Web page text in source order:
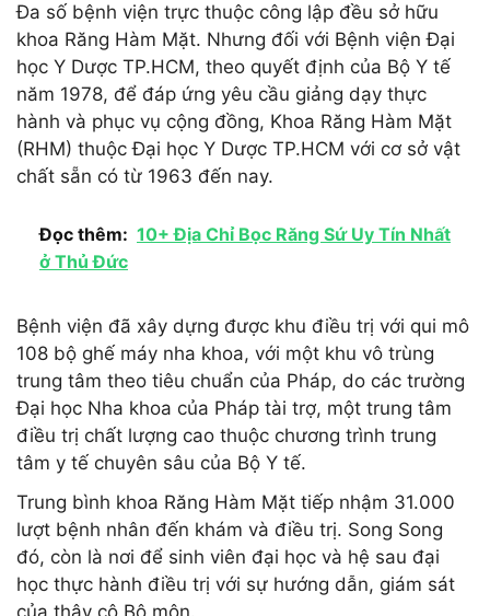
Đa số bệnh viện trực thuộc công lập đều sở hữu
khoa Răng Hàm Mặt. Nhưng đối với Bệnh viện Đại
học Y Dược TP.HCM, theo quyết định của Bộ Y tế
năm 1978, để đáp ứng yêu cầu giảng dạy thực
hành và phục vụ cộng đồng, Khoa Răng Hàm Mặt
(RHM) thuộc Đại học Y Dược TP.HCM với cơ sở vật
chất sẵn có từ 1963 đến nay.
Đọc thêm: 10+ Địa Chỉ Bọc Răng Sứ Uy Tín Nhất
ở Thủ Đức
Bệnh viện đã xây dựng được khu điều trị với qui mô
108 bộ ghế máy nha khoa, với một khu vô trùng
trung tâm theo tiêu chuẩn của Pháp, do các trường
Đại học Nha khoa của Pháp tài trợ, một trung tâm
điều trị chất lượng cao thuộc chương trình trung
tâm y tế chuyên sâu của Bộ Y tế.
Trung bình khoa Răng Hàm Mặt tiếp nhậm 31.000
lượt bệnh nhân đến khám và điều trị. Song Song
đó, còn là nơi để sinh viên đại học và hệ sau đại
học thực hành điều trị với sự hướng dẫn, giám sát
của thây cô Bộ môn.